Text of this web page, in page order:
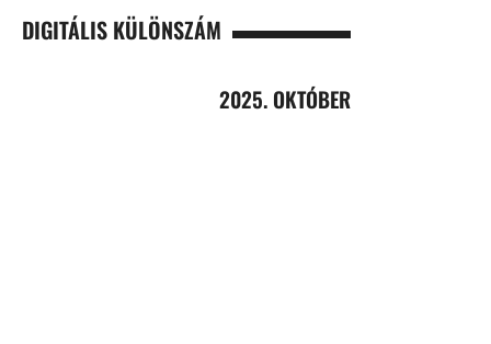
DIGITÁLIS KÜLÖNSZÁM
2025. OKTÓBER